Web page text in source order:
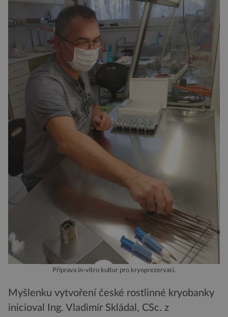
Příprava in-vitro kultur pro kryoprezervaci.
Myšlenku vytvoření české rostlinné kryobanky
inicioval Ing. Vladimír Skládal, CSc. z